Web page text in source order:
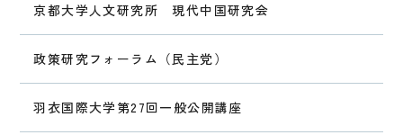
京都大学人文研究所 現代中国研究会
政策研究フォーラム（民主党）
羽衣国際大学第27回一般公開講座